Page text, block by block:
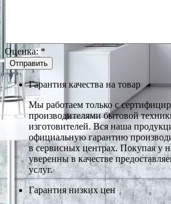
Оценка:*
Гарантия качества на товар
Мы работаем только с
производителями бытовой
изготовителей. Вся наша
официальную гарантию
в сервисных центрах. Покупая у
уверенны в качестве
услуг.
Гарантия низких цен